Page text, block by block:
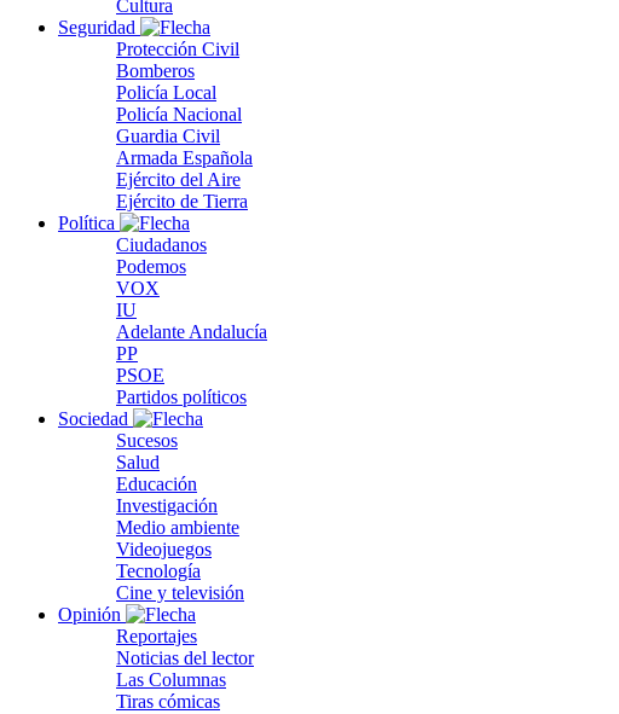
Cultura
Seguridad
Protección Civil
Bomberos
Policía Local
Policía Nacional
Guardia Civil
Armada Española
Ejército del Aire
Ejército de Tierra
Política
Ciudadanos
Podemos
VOX
IU
Adelante Andalucía
PP
PSOE
Partidos políticos
Sociedad
Sucesos
Salud
Educación
Investigación
Medio ambiente
Videojuegos
Tecnología
Cine y televisión
Opinión
Reportajes
Noticias del lector
Las Columnas
Tiras cómicas